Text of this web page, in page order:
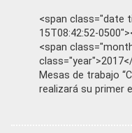
<span class="date
15T08:42:52-
<span
Mesas de trabajo
realizará su primer